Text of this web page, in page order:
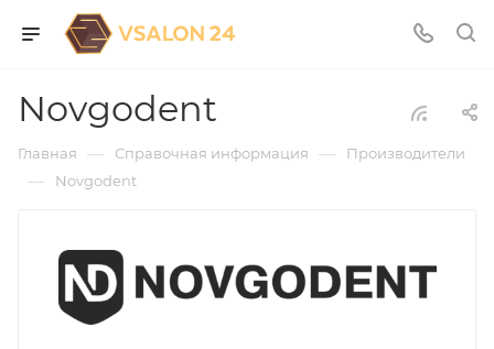
Novgodent
Главная — Справочная информация — Производители
— Novgodent